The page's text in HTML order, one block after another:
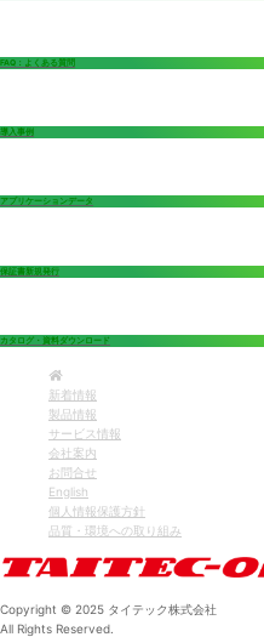
FAQ：よくある質問
導入事例
アプリケーションデータ
保証書新規発行
カタログ・資料ダウンロード
新着情報
製品情報
サービス情報
会社案内
お問合せ
English
個人情報保護方針
品質・環境への取り組み
Copyright © 2025 タイテック株式会社
All Rights Reserved.